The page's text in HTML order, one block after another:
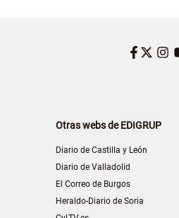
Otras webs de EDIGRUP
Diario de Castilla y León
Diario de Valladolid
El Correo de Burgos
Heraldo-Diario de Soria